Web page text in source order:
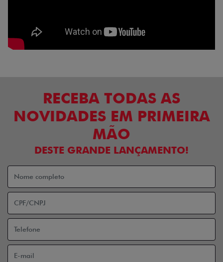
RECEBA TODAS AS
NOVIDADES EM PRIMEIRA
MÃO
DESTE GRANDE LANÇAMENTO!